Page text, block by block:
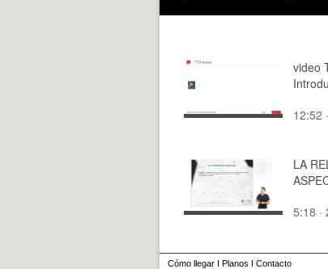
video
12:52
LA
5:18 ·
Cómo llegar I Planos I Contacto